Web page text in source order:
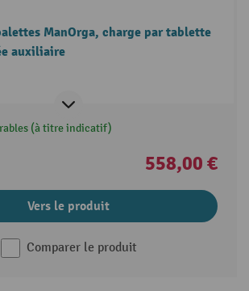
ManOrga, charge par tablette
auxiliaire
(à titre indicatif)
558,00 €
Vers le produit
Comparer le produit